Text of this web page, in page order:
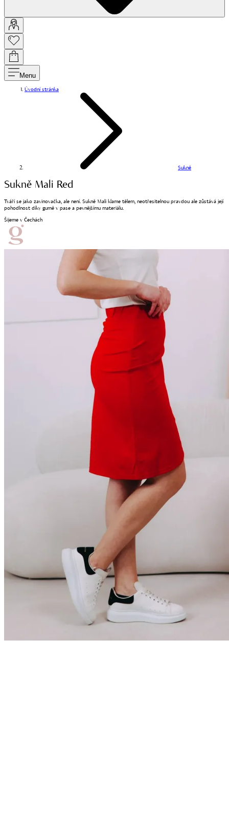
Menu
Úvodní stránka
Sukně
Sukně Mali Red
Tváří se jako zavinovačka, ale není. Sukně Mali klame tělem, neotřesitelnou pravdou ale zůstává její
pohodlnost díky gumě v pase a pevnějšímu materiálu.
Šijeme v Čechách